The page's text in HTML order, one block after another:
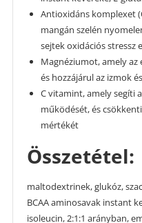
Antioxidáns komplexet
mangán szelén
sejtek oxidációs stressz
Magnéziumot, amely
és hozzájárul az izmok
C vitamint, amely segíti
működését, és
mértékét
Összetétel:
maltodextrinek, glukóz,
BCAA aminosavak instant
isoleucin, 2:1:1 arányban,